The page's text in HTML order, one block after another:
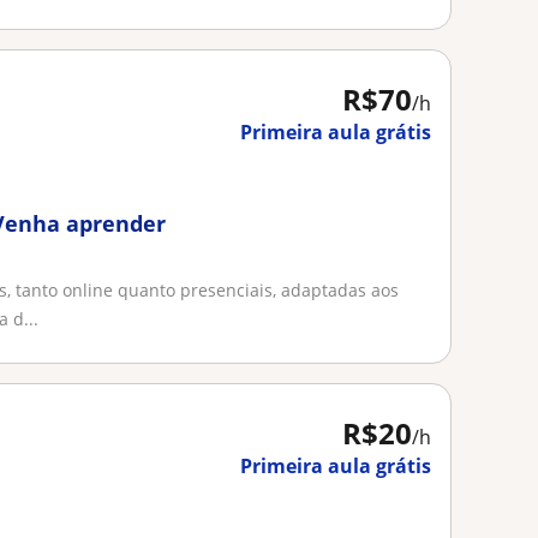
R$70/h
Primeira aula grátis
aprender
tanto online quanto presenciais, adaptadas aos
d...
R$20/h
Primeira aula grátis